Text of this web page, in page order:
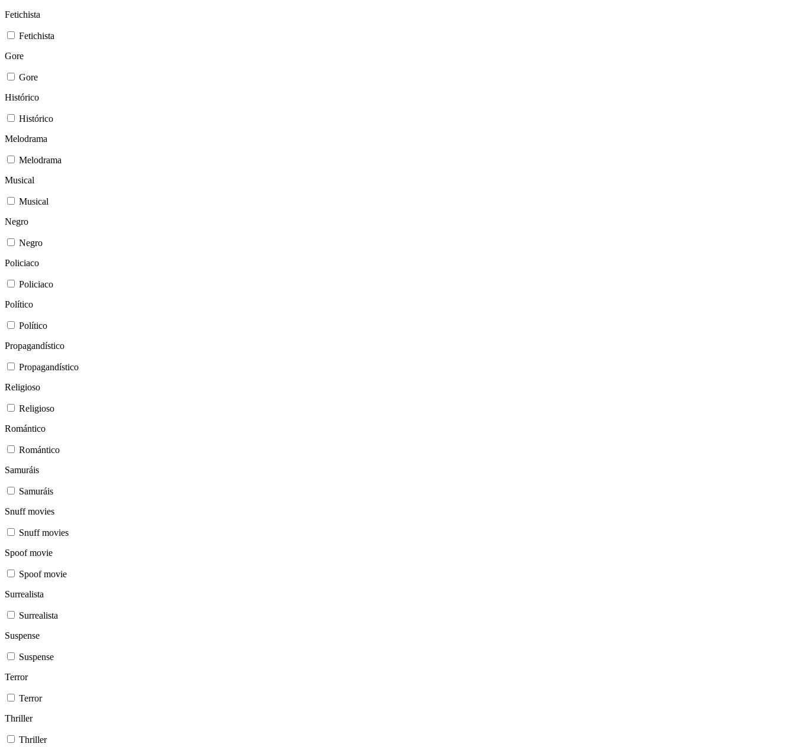
Fetichista
Fetichista
Gore
Gore
Histórico
Histórico
Melodrama
Melodrama
Musical
Musical
Negro
Negro
Policiaco
Policiaco
Político
Político
Propagandístico
Propagandístico
Religioso
Religioso
Romántico
Romántico
Samuráis
Samuráis
Snuff movies
Snuff movies
Spoof movie
Spoof movie
Surrealista
Surrealista
Suspense
Suspense
Terror
Terror
Thriller
Thriller